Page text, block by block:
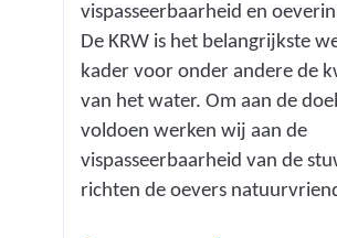
vispasseerbaarheid en
De KRW is het belangrijkste
kader voor onder andere de
van het water. Om aan de
voldoen werken wij aan de
vispasseerbaarheid van de
richten de oevers